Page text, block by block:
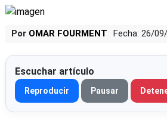
Por OMAR FOURMENT Fecha: 26/
Escuchar artículo
Reproducir Pausar